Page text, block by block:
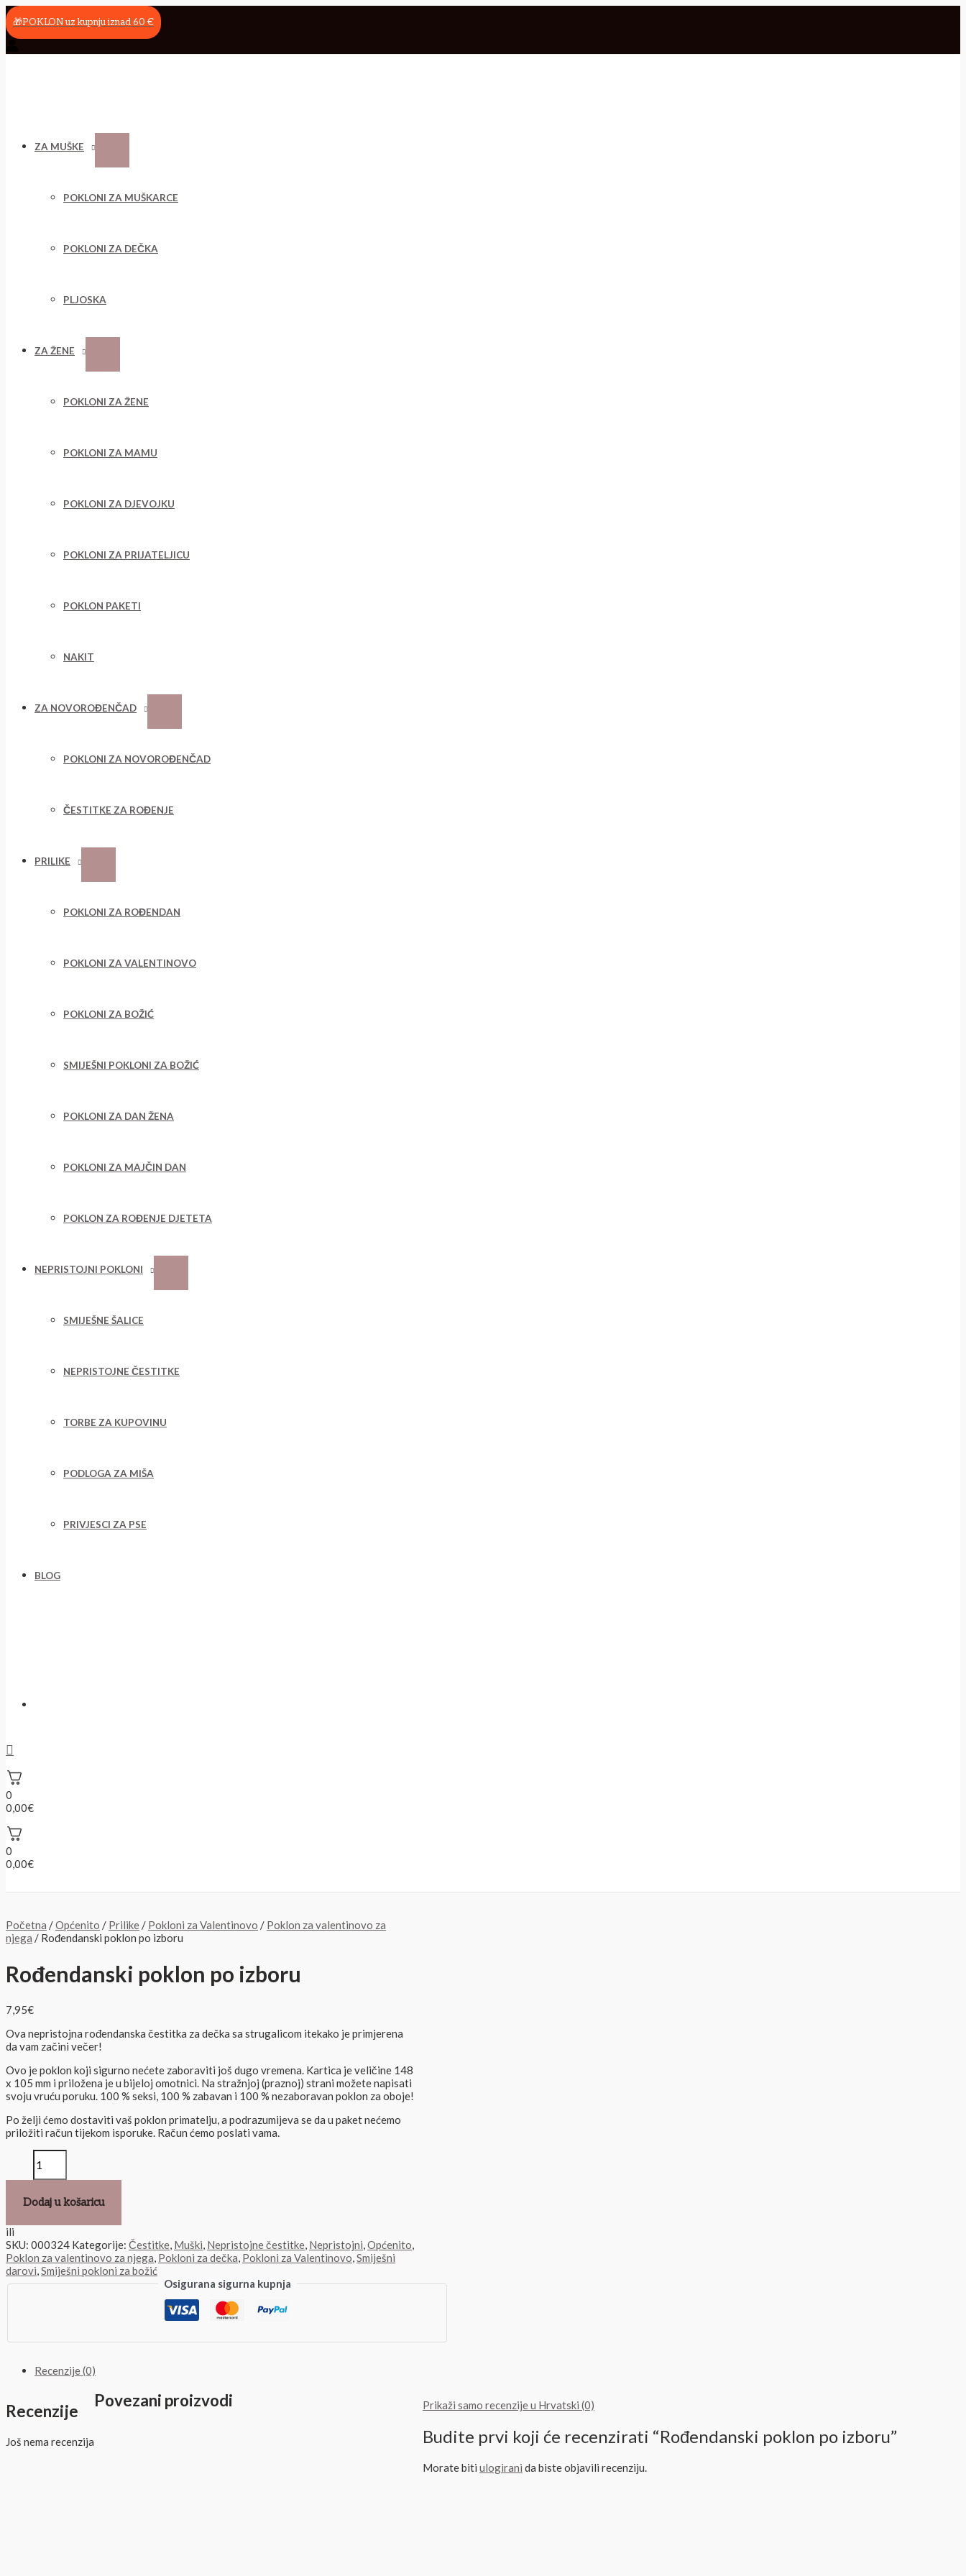
Skip
to
content
🎁POKLON uz kupnju iznad 60 €
ZA MUŠKE
Menu
Toggle
POKLONI ZA MUŠKARCE
POKLONI ZA DEČKA
PLJOSKA
ZA ŽENE
Menu
Toggle
POKLONI ZA ŽENE
POKLONI ZA MAMU
POKLONI ZA DJEVOJKU
POKLONI ZA PRIJATELJICU
POKLON PAKETI
NAKIT
ZA NOVOROĐENČAD
Menu
POKLONI ZA NOVOROĐENČAD
ČESTITKE ZA ROĐENJE
PRILIKE
Menu
Toggle
POKLONI ZA ROĐENDAN
POKLONI ZA VALENTINOVO
POKLONI ZA BOŽIĆ
SMIJEŠNI POKLONI ZA BOŽIĆ
POKLONI ZA DAN ŽENA
POKLONI ZA MAJČIN DAN
POKLON ZA ROĐENJE DJETETA
NEPRISTOJNI POKLONI
Menu
SMIJEŠNE ŠALICE
NEPRISTOJNE ČESTITKE
TORBE ZA KUPOVINU
PODLOGA ZA MIŠA
PRIVJESCI ZA PSE
BLOG
Traži
0
0,00€
0
0,00€
Početna /Općenito / Prilike/ Pokloni za Valentinovo / Poklon za valentinovo za
njega / Rođendanski poklon po izboru
Rođendanski poklon po izboru
7,95€
Ova nepristojna rođendanska čestitka za dečka sa strugalicom itekako je primjerena
da vam začini večer!
Ovo je poklon koji sigurno nećete zaboraviti još dugo vremena. Kartica je veličine 148
x 105 mm i priložena je u bijeloj omotnici. Na stražnjoj (praznoj) strani možete napisati
svoju vruću poruku. 100 % seksi, 100 % zabavan i 100 % nezaboravan poklon za oboje!
Po želji ćemo dostaviti vaš poklon primatelju, a podrazumijeva se da u paket nećemo
priložiti račun tijekom isporuke. Račun ćemo poslati vama.
Rođendanski
poklon
po
količina
Dodaj u košaricu
ili
SKU: 000324 Kategorije: Čestitke, Muški, Nepristojne čestitke, Nepristojni,Općenito,
Poklon za valentinovo za njega, Pokloni za dečka, Pokloni za Valentinovo,Smiješni
darovi,Smiješni pokloni za božić
Osigurana sigurna kupnja
Recenzije (0)
Recenzije
Još nema recenzija
Prikaži samo recenzije u Hrvatski (0)
Budite prvi koji će recenzirati “Rođendanski poklon po izboru”
Morate biti ulogirani da biste objavili recenziju.
Povezani proizvodi